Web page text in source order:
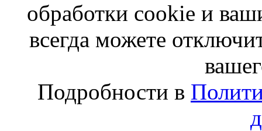
обработки cookie и
всегда можете
Подробности в